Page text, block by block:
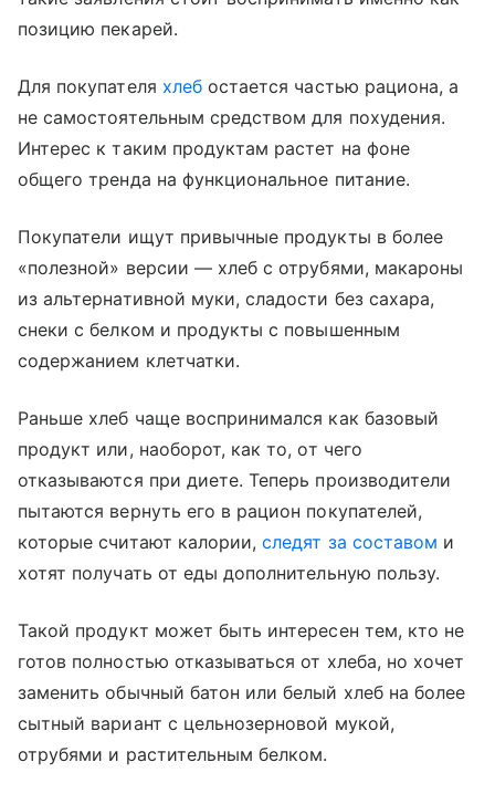
позицию пекарей.
Для покупателя хлебостается частью рациона, а
не самостоятельным средством для похудения.
Интерес к таким продуктам растет на фоне
общего тренда на функциональное питание.
Покупатели ищут привычные продукты в более
«полезной» версии — хлеб с отрубями, макароны
из альтернативной муки, сладости без сахара,
снеки с белком и продукты с повышенным
содержанием клетчатки.
Раньше хлеб чаще воспринимался как базовый
продукт или, наоборот, как то, от чего
отказываются при диете. Теперь производители
пытаются вернуть его в рацион покупателей,
которые считают калории,следят за составом и
хотят получать от еды дополнительную пользу.
Такой продукт может быть интересен тем, кто не
готов полностью отказываться от хлеба, но хочет
заменить обычный батон или белый хлеб на более
сытный вариант с цельнозерновой мукой,
отрубями и растительным белком.